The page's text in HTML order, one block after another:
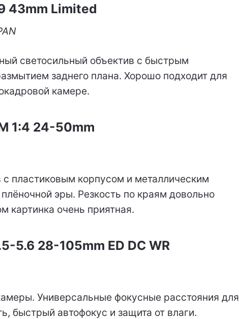
43mm Limited
светосильный объектив с быстрым
заднего плана. Хорошо подходит для
камере.
1:4 24-50mm
пластиковым корпусом и металлическим
эры. Резкость по краям довольно
картинка очень приятная.
5.6 28-105mm ED DC WR
Универсальные фокусные расстояния для
быстрый автофокус и защита от влаги.